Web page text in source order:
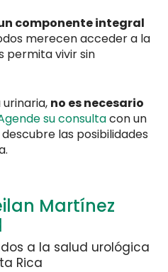
componente integral
merecen acceder a la
permita vivir sin
no es necesario
su consultacon un
las posibilidades
Martínez
a la salud urológica
Rica